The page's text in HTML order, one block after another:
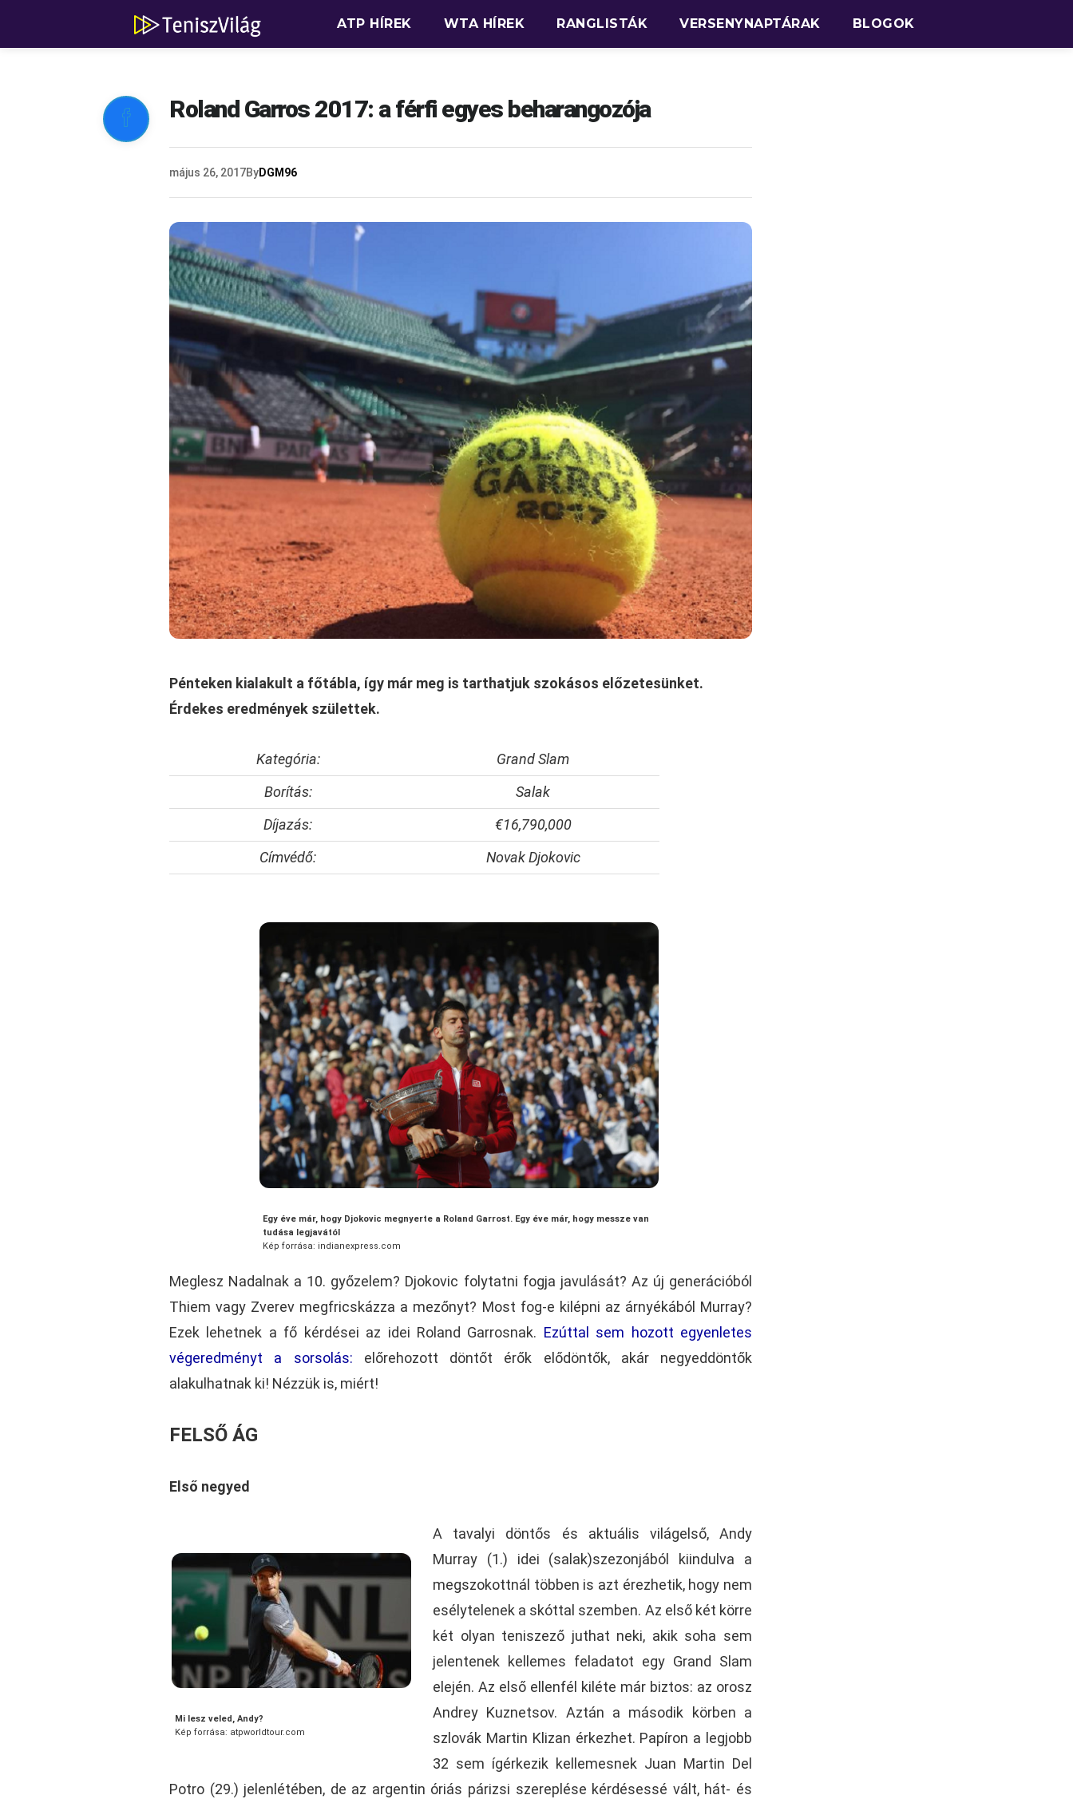
ATP HÍREK WTA HÍREK RANGLISTÁK VERSENYNAPTÁRAK BLOGOK
 Roland Garros 2017: a férfi egyes beharangozója
május 26, 2017ByDGM96
Pénteken kialakult a főtábla, így már meg is tarthatjuk szokásos előzetesünket.
Érdekes eredmények születtek.
Kategória:
Grand Slam
Borítás:
Salak
Díjazás:
€16,790,000
Címvédő:
Novak Djokovic
Egy éve már, hogy Djokovic megnyerte a Roland Garrost. Egy éve már, hogy messze van
tudása legjavától
Kép forrása: indianexpress.com
Meglesz Nadalnak a 10. győzelem? Djokovic folytatni fogja javulását? Az új generációból
Thiem vagy Zverev megfricskázza a mezőnyt? Most fog-e kilépni az árnyékából Murray?
Ezek lehetnek a fő kérdései az idei Roland Garrosnak. Ezúttal sem hozott egyenletes
végeredményt a sorsolás: előrehozott döntőt érők elődöntők, akár negyeddöntők
alakulhatnak ki! Nézzük is, miért!
FELSŐ ÁG
Első negyed
Mi lesz veled, Andy?
Kép forrása: atpworldtour.com
A tavalyi döntős és aktuális világelső, Andy
Murray (1.) idei (salak)szezonjából kiindulva a
megszokottnál többen is azt érezhetik, hogy nem
esélytelenek a skóttal szemben. Az első két körre
két olyan teniszező juthat neki, akik soha sem
jelentenek kellemes feladatot egy Grand Slam
elején. Az első ellenfél kiléte már biztos: az orosz
Andrey Kuznetsov. Aztán a második körben a
szlovák Martin Klizan érkezhet. Papíron a legjobb
32 sem ígérkezik kellemesnek Juan Martin Del
Potro (29.) jelenlétében, de az argentin óriás párizsi szereplése kérdésessé vált, hát- és